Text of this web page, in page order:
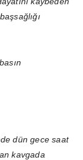
dün gece saat
kavgada